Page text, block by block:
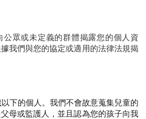
公眾或未定義的群體揭露您的個人資
我們與您的協定或適用的法律法規揭
下的個人。我們不會故意蒐集兒童的
母或監護人，並且認為您的孩子向我